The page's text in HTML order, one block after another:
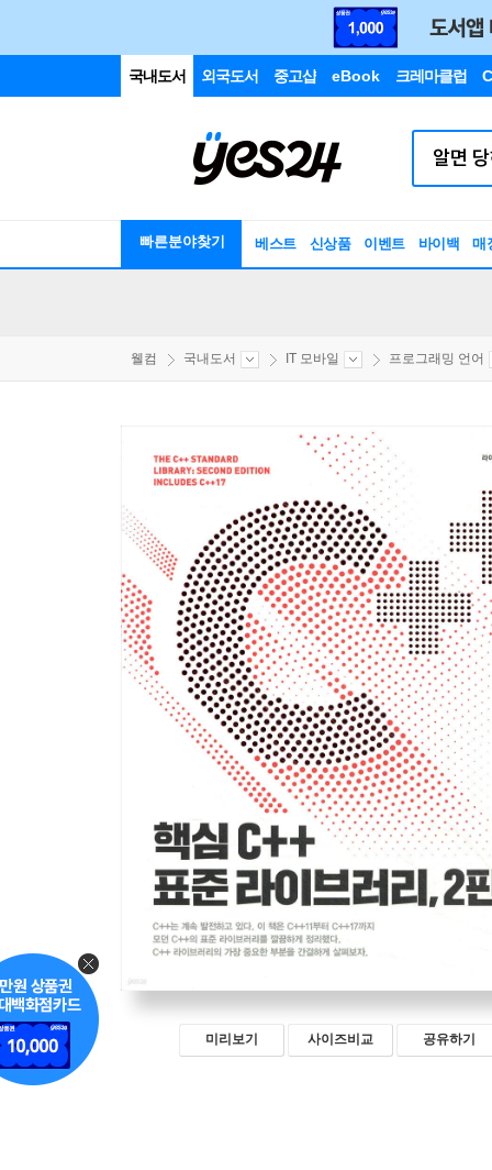
국내도서 외국도서 중고샵 eBook 크레마클럽
빠른분야찾기 베스트 신상품 이벤트 바이백 매
웰컴 국내도서 IT 모바일 프로그래밍 언어
미리보기 사이즈비교 공유하기